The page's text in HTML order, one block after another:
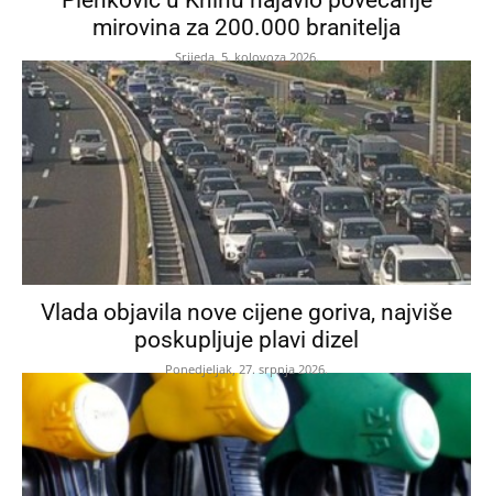
mirovina za 200.000 branitelja
Srijeda, 5. kolovoza 2026.
Vlada objavila nove cijene goriva, najviše
poskupljuje plavi dizel
Ponedjeljak, 27. srpnja 2026.